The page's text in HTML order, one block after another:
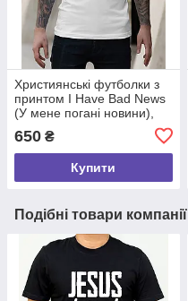
Християнські футболки з
принтом I Have Bad News
(У мене погані новини),
100% бавовна у розмірі S
650 ₴
Купити
Подібні товари компанії